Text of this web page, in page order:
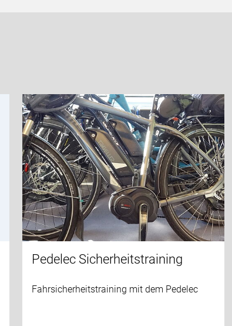
Pedelec Sicherheitstraining
Fahrsicherheitstraining mit dem Pedelec